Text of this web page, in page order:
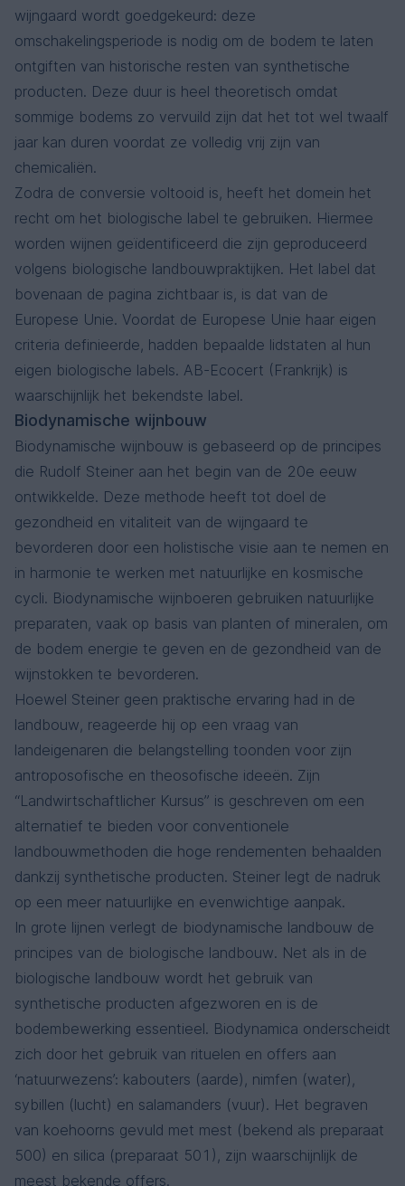
wijngaard wordt goedgekeurd: deze
omschakelingsperiode is nodig om de bodem te laten
ontgiften van historische resten van synthetische
producten. Deze duur is heel theoretisch omdat
sommige bodems zo vervuild zijn dat het tot wel twaalf
jaar kan duren voordat ze volledig vrij zijn van
chemicaliën.
Zodra de conversie voltooid is, heeft het domein het
recht om het biologische label te gebruiken. Hiermee
worden wijnen geïdentificeerd die zijn geproduceerd
volgens biologische landbouwpraktijken. Het label dat
bovenaan de pagina zichtbaar is, is dat van de
Europese Unie. Voordat de Europese Unie haar eigen
criteria definieerde, hadden bepaalde lidstaten al hun
eigen biologische labels. AB-Ecocert (Frankrijk) is
waarschijnlijk het bekendste label.
Biodynamische wijnbouw
Biodynamische wijnbouw is gebaseerd op de principes
die Rudolf Steiner aan het begin van de 20e eeuw
ontwikkelde. Deze methode heeft tot doel de
gezondheid en vitaliteit van de wijngaard te
bevorderen door een holistische visie aan te nemen en
in harmonie te werken met natuurlijke en kosmische
cycli. Biodynamische wijnboeren gebruiken natuurlijke
preparaten, vaak op basis van planten of mineralen, om
de bodem energie te geven en de gezondheid van de
wijnstokken te bevorderen.
Hoewel Steiner geen praktische ervaring had in de
landbouw, reageerde hij op een vraag van
landeigenaren die belangstelling toonden voor zijn
antroposofische en theosofische ideeën. Zijn
“Landwirtschaftlicher Kursus” is geschreven om een ​​
alternatief te bieden voor conventionele
landbouwmethoden die hoge rendementen behaalden
dankzij synthetische producten. Steiner legt de nadruk
op een meer natuurlijke en evenwichtige aanpak.
In grote lijnen verlegt de biodynamische landbouw de
principes van de biologische landbouw. Net als in de
biologische landbouw wordt het gebruik van
synthetische producten afgezworen ​​en is de
bodembewerking essentieel. Biodynamica onderscheidt
zich door het gebruik van rituelen en offers aan
‘natuurwezens’: kabouters (aarde), nimfen (water),
sybillen (lucht) en salamanders (vuur). Het begraven
van koehoorns gevuld met mest (bekend als preparaat
500) en silica (preparaat 501), zijn waarschijnlijk de
meest bekende offers.